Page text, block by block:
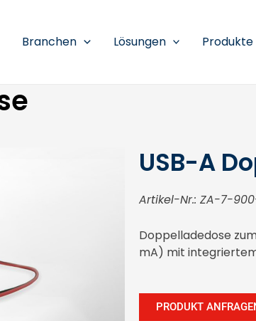
Branchen Lösungen Produkte
USB-A
Artikel-Nr.: ZA-7-
Doppelladedose
mA) mit
PRODUKT